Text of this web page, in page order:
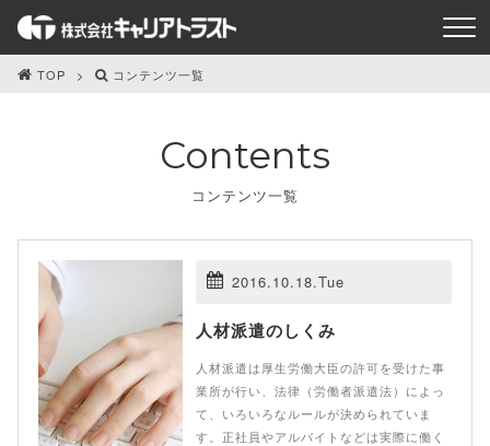
TOP コンテンツ一覧
Contents
コンテンツ一覧
2016.10.18.Tue
人材派遣のしくみ
人材派遣は厚生労働大臣の許可を受けた事
業所が行い、法律（労働者派遣法）によっ
て、いろいろなルールが決められていま
す。正社員やアルバイトなどは実際に働く